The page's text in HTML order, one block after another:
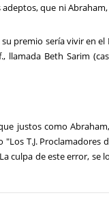
que ni
premio sería vivir en
llamada Beth Sarim
justos como
T.J. Proclamadores
culpa de este error, se